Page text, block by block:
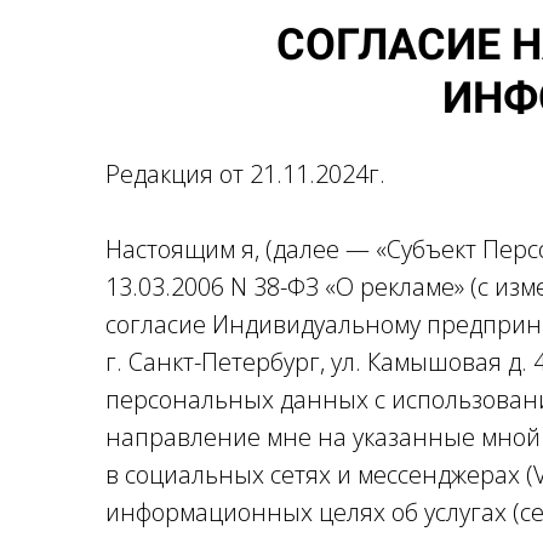
СОГЛАСИЕ
Редакция от 21.11.2024г.
Настоящим я, (далее — «Субъект
13.03.2006 N 38-ФЗ «О рекламе» (с
согласие Индивидуальному
г. Санкт-Петербург, ул. Камышовая
персональных данных с
направление мне на указанные
в социальных сетях и
информационных целях об услугах